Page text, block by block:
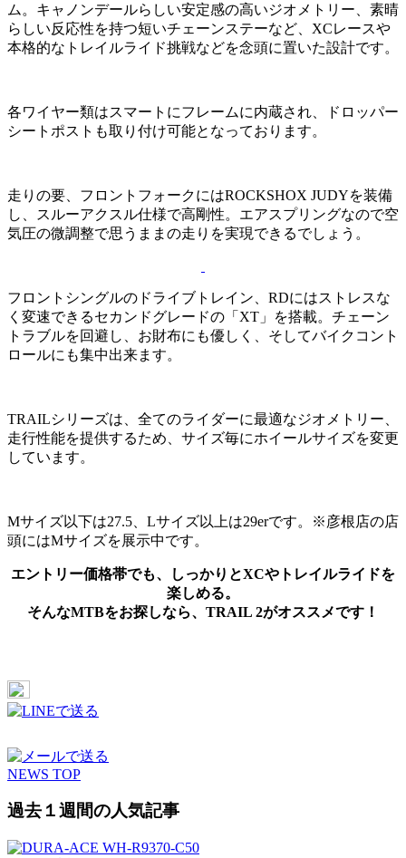
ム。キャノンデールらしい安定感の高いジオメトリー、素晴
らしい反応性を持つ短いチェーンステーなど、XCレースや
本格的なトレイルライド挑戦などを念頭に置いた設計です。
各ワイヤー類はスマートにフレームに内蔵され、ドロッパー
シートポストも取り付け可能となっております。
走りの要、フロントフォークにはROCKSHOX JUDYを装備
し、スルーアクスル仕様で高剛性。エアスプリングなので空
気圧の微調整で思うままの走りを実現できるでしょう。
フロントシングルのドライブトレイン、RDにはストレスな
く変速できるセカンドグレードの「XT」を搭載。チェーン
トラブルを回避し、お財布にも優しく、そしてバイクコント
ロールにも集中出来ます。
TRAILシリーズは、全てのライダーに最適なジオメトリー、
走行性能を提供するため、サイズ毎にホイールサイズを変更
しています。
Mサイズ以下は27.5、Lサイズ以上は29erです。※彦根店の店
頭にはMサイズを展示中です。
エントリー価格帯でも、しっかりとXCやトレイルライドを
楽しめる。
そんなMTBをお探しなら、TRAIL 2がオススメです！
NEWS TOP
過去１週間の人気記事